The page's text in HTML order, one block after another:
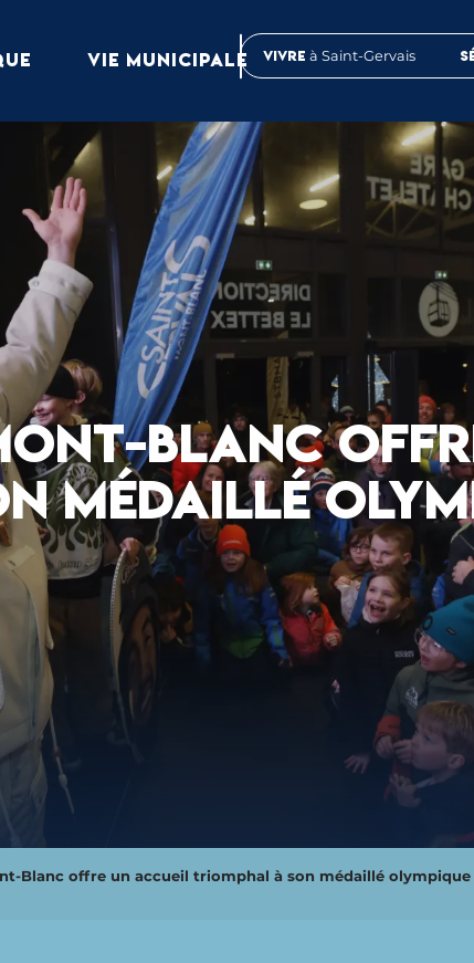
Vivre à Saint-Gervais
VIE MUNICIPALE
BLANC
MÉDAILLÉ
Blanc offre un accueil triomphal à son médaillé olympique